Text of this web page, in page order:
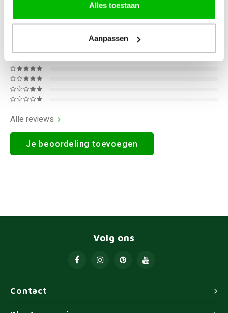
Alles toestaan
Aanpassen
STERREN OP BASIS VAN
BEOORDELINGEN
Alle reviews
Je beoordeling toevoegen
Contact
Volg ons